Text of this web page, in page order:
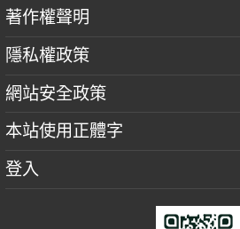
著作權聲明
隱私權政策
網站安全政策
本站使用正體字
登入